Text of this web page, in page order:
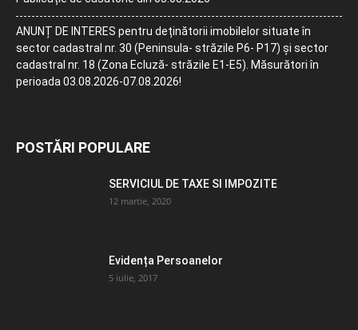
ANUNȚ DE INTERES pentru deținătorii imobilelor situate în
sector cadastral nr. 30 (Peninsula- străzile P6- P17) și sector
cadastral nr. 18 (Zona Ecluză- străzile E1-E5). Măsurători în
perioada 03.08.2026-07.08.2026!
POSTĂRI POPULARE
SERVICIUL DE TAXE SI IMPOZITE
12 martie, 2020
Evidența Persoanelor
5 iulie, 2017